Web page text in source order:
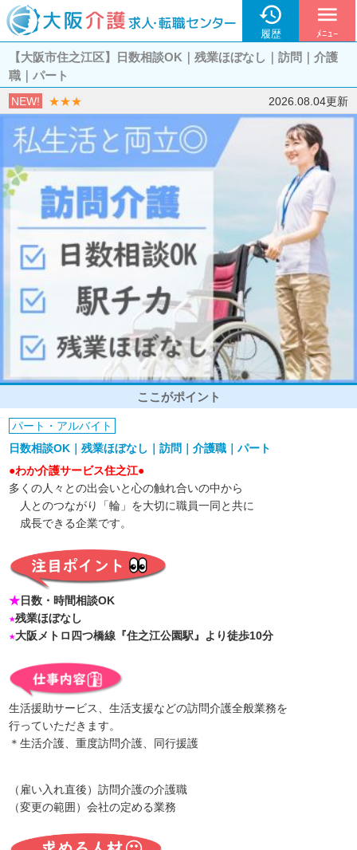

履歴
menu
ﾒﾆｭｰ
【大阪市住之江区】日数相談OK｜残業ほぼなし｜訪問｜介護
職｜パート
NEW! ★★★ 2026.08.04更新
ここがポイント
パート・アルバイト
日数相談OK｜残業ほぼなし｜訪問｜介護職｜パート
●わか介護サービス住之江●
多くの人々との出会いと心の触れ合いの中から
人とのつながり「輪」を大切に職員一同と共に
成長できる企業です。
★日数・時間相談OK
★残業ほぼなし
★大阪メトロ四つ橋線『住之江公園駅』より徒歩10分
生活援助サービス、生活支援などの訪問介護全般業務を
行っていただきます。
＊生活介護、重度訪問介護、同行援護
（雇い入れ直後）訪問介護の介護職
（変更の範囲）会社の定める業務